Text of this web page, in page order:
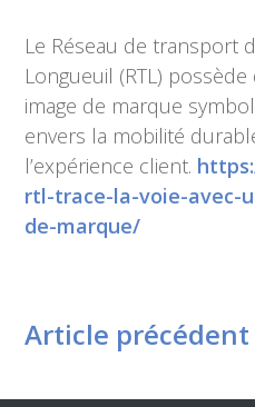
Le Réseau de transport
Longueuil (RTL)
image de marque
envers la mobilité
l’expérience client.
rtl-trace-la-voie-avec-
de-marque/
Article précédent